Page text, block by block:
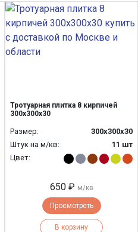
Тротуарная плитка 8 кирпичей
300х300х30
Размер:
300х300х30
Штук на м/кв:
11 шт
Цвет:
650 ₽ м/кв
Просмотреть
В корзину